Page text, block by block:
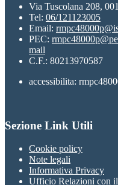
Via Tuscolana 208,
Tel: 06/121123005
Email:
PEC:
mail
C.F.: 80213970587
accessibilita:
Sezione Link Utili
Cookie policy
Note legali
Informativa Privacy
Ufficio Relazioni con